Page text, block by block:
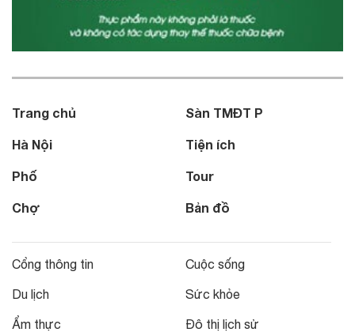
Trang chủ
Hà Nội
Phố
Chợ
Sàn TMĐT P
Tiện ích
Tour
Bản đồ
Cổng thông tin
Du lịch
Ẩm thực
Cuộc sống
Sức khỏe
Đô thị lịch sử